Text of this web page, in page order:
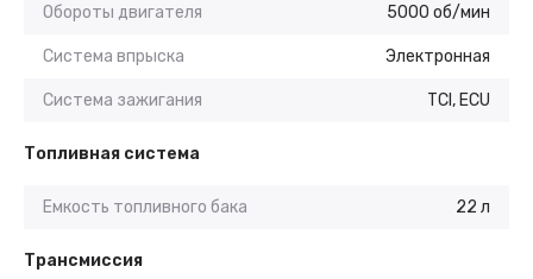
Обороты двигателя 5000 об/мин
Система впрыска Электронная
Система зажигания TCI, ECU
Топливная система
Емкость топливного бака 22 л
Трансмиссия